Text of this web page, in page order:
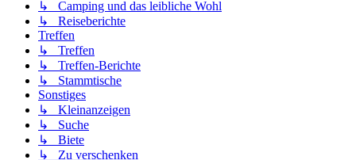
↳ Camping und das leibliche Wohl
↳ Reiseberichte
Treffen
↳ Treffen
↳ Treffen-Berichte
↳ Stammtische
Sonstiges
↳ Kleinanzeigen
↳ Suche
↳ Biete
↳ Zu verschenken